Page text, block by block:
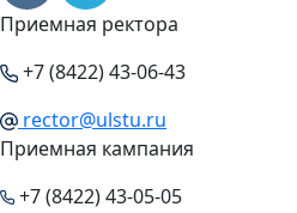
Приемная ректора
+7 (8422) 43-06-43
rector@ulstu.ru
Приемная кампания
+7 (8422) 43-05-05